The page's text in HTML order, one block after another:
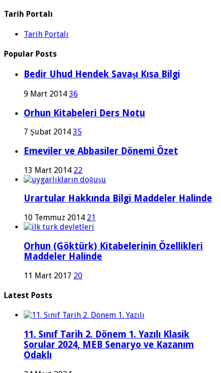
Tarih Portalı
Tarih Portalı
Popular Posts
Bedir Uhud Hendek Savaşı Kısa Bilgi
9 Mart 2014 36
Orhun Kitabeleri Ders Notu
7 Şubat 2014 35
Emeviler ve Abbasiler Dönemi Özet
13 Mart 2014 22
Urartular Hakkında Bilgi Maddeler Halinde
10 Temmuz 2014 21
Orhun (Göktürk) Kitabelerinin Özellikleri
Maddeler Halinde
11 Mart 2017 20
Latest Posts
11. Sınıf Tarih 2. Dönem 1. Yazılı Klasik
Sorular 2024, MEB Senaryo ve Kazanım
Odaklı